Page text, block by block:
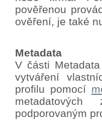
pověřenou
ověření, je také
Metadata
V části
vytváření
profilu pomocí
podporovaným